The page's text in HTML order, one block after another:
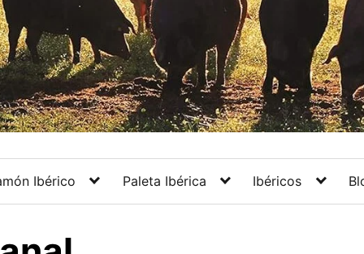
Ibérico Paleta Ibérica Ibéricos